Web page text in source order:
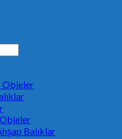
Objeler
Balıklar